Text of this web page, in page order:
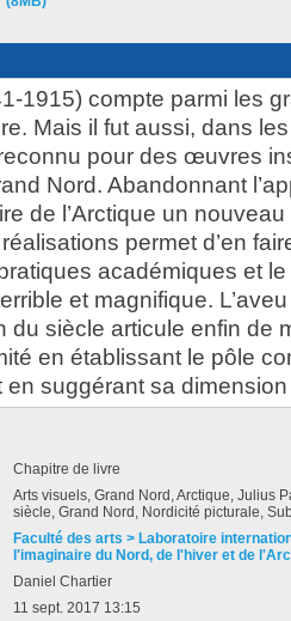
1915) compte parmi les
Mais il fut aussi, dans
pour des œuvres
Nord. Abandonnant
de l’Arctique un nouveau
permet d’en
académiques et
et magnifique.
du siècle articule enfin de
en établissant le pôle
en suggérant sa
Chapitre de livre
Arts visuels, Grand Nord, Arctique, Julius
siècle, Grand Nord, Nordicité picturale,
Faculté des arts > Laboratoire
l'imaginaire du Nord, de l'hiver et de
Daniel Chartier
11 sept. 2017 13:15